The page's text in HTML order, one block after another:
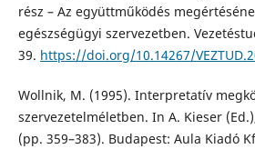
rész – Az együttműködés
egészségügyi szervezetben.
39. https://doi.org/10.14267/
Wollnik, M. (1995). Interpretatív
szervezetelméletben. In A. Kieser
(pp. 359–383). Budapest: Aula Kiadó